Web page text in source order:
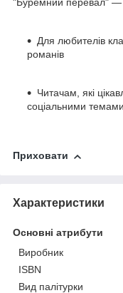
"Буремний перевал" —
Для любителів
романів
Читачам, які
соціальними темами
Приховати
Характеристики
Основні атрибути
Виробник
ISBN
Вид палітурки